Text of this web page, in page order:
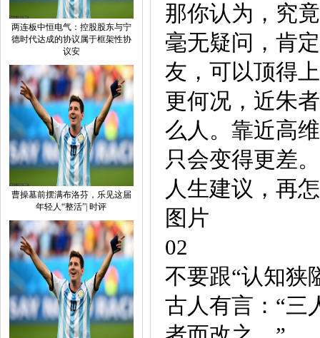
两连板中恒电气：控股股东与宁
德时代达成的协议属于框架性协
议安
曹操墓前摆满布洛芬，乐见这届
年轻人“整活”| 时评
那你认为，究
毫无疑问，肯
友，可以顶得
更何况，近朱
么人。靠近高
只会变得更差。
人生建议，再
图片
02
不要跟“认知狭
古人有言：“三